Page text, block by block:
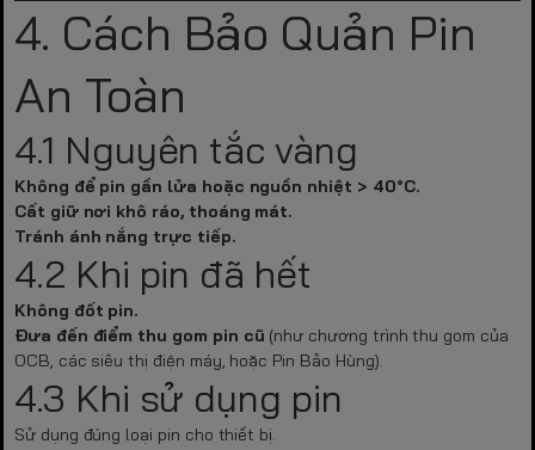
4. Cách Bảo Quản Pin
An Toàn
4.1 Nguyên tắc vàng
Không để pin gần lửa hoặc nguồn nhiệt > 40°C.
Cất giữ nơi khô ráo, thoáng mát.
Tránh ánh nắng trực tiếp.
4.2 Khi pin đã hết
Không đốt pin.
Đưa đến điểm thu gom pin cũ (như chương trình thu gom của
OCB, các siêu thị điện máy, hoặc Pin Bảo Hùng).
4.3 Khi sử dụng pin
Sử dụng đúng loại pin cho thiết bị.